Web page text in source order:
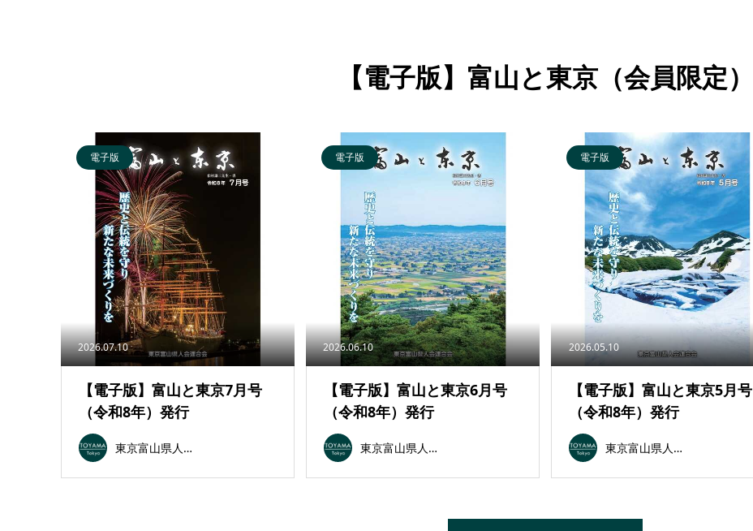
【電子版】富山と東京（会員限定）
2026.07.10
電子版
【電子版】富山と東京7月号
（令和8年）発行
東京富山県人会連合会
2026.06.10
電子版
【電子版】富山と東京6月号
（令和8年）発行
東京富山県人会連合会
2026.05.10
電子版
【電子版】富山と東京5月号
（令和8年）発行
東京富山県人会連合会